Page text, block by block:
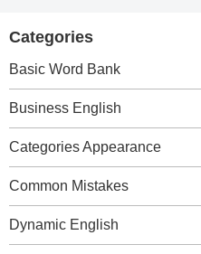
Categories
Basic Word Bank
Business English
Categories Appearance
Common Mistakes
Dynamic English